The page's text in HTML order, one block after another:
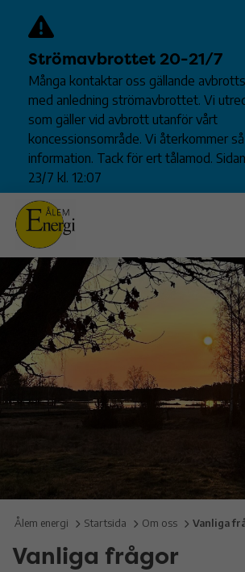
Strömavbrottet 20-21/7
Många kontaktar oss gällande
med anledning strömavbrottet. Vi
som gäller vid avbrott utanför vårt
koncessionsområde. Vi återkommer
information. Tack för ert tålamod.
23/7 kl. 12:07
Ålem energi Startsida Om oss Vanliga
Vanliga frågor